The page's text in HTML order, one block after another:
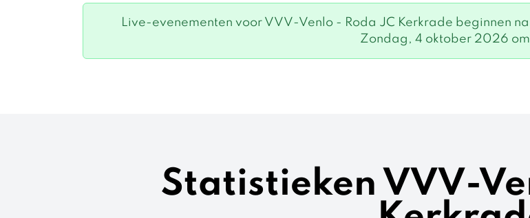
Live-evenementen voor VVV-Venlo - Roda JC Kerkrade beginnen
Zondag, 4 oktober 2026 om
Statistieken VVV-